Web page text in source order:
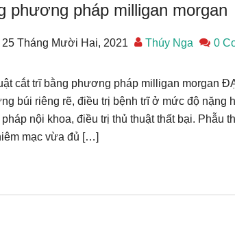
phương pháp milligan morgan
25 Tháng Mười Hai, 2021 Thúy Nga 0
cắt trĩ bằng phương pháp milligan morgan
búi riêng rẽ, điều trị bệnh trĩ ở mức độ nặng
nội khoa, điều trị thủ thuật thất bại. Phẫu
mạc vừa đủ […]